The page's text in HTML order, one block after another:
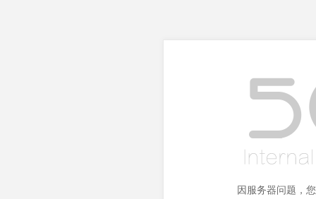
因服务器问题，